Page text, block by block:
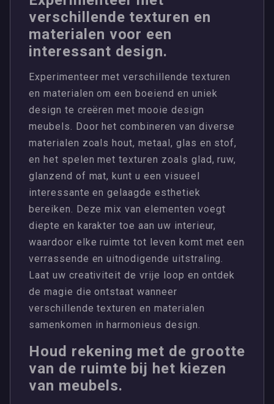
verschillende texturen en
materialen voor een
interessant design.
Experimenteer met verschillende texturen
en materialen om een boeiend en uniek
design te creëren met mooie design
meubels. Door het combineren van diverse
materialen zoals hout, metaal, glas en stof,
en het spelen met texturen zoals glad, ruw,
glanzend of mat, kunt u een visueel
interessante en gelaagde esthetiek
bereiken. Deze mix van elementen voegt
diepte en karakter toe aan uw interieur,
waardoor elke ruimte tot leven komt met een
verrassende en uitnodigende uitstraling.
Laat uw creativiteit de vrije loop en ontdek
de magie die ontstaat wanneer
verschillende texturen en materialen
samenkomen in harmonieus design.
Houd rekening met de grootte
van de ruimte bij het kiezen
van meubels.